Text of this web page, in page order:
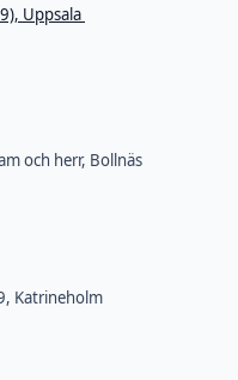
Uppsala
och herr, Bollnäs
Katrineholm